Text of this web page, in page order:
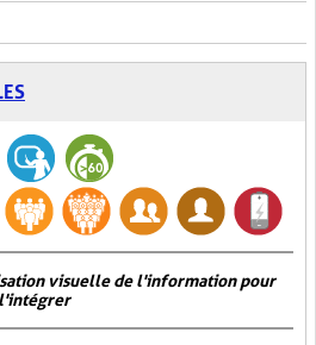
visuelle de l'information pour